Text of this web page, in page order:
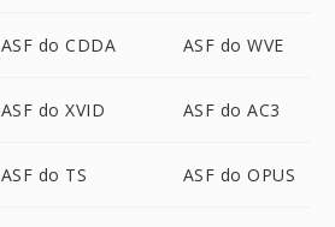
ASF do CDDA ASF do WVE
ASF do XVID ASF do AC3
ASF do TS ASF do OPUS